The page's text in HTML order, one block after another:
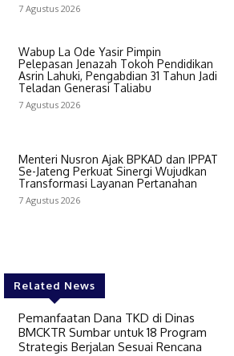
7 Agustus 2026
Wabup La Ode Yasir Pimpin
Pelepasan Jenazah Tokoh Pendidikan
Asrin Lahuki, Pengabdian 31 Tahun Jadi
Teladan Generasi Taliabu
7 Agustus 2026
Menteri Nusron Ajak BPKAD dan IPPAT
Se-Jateng Perkuat Sinergi Wujudkan
Transformasi Layanan Pertanahan
7 Agustus 2026
Related News
Pemanfaatan Dana TKD di Dinas
BMCKTR Sumbar untuk 18 Program
Strategis Berjalan Sesuai Rencana